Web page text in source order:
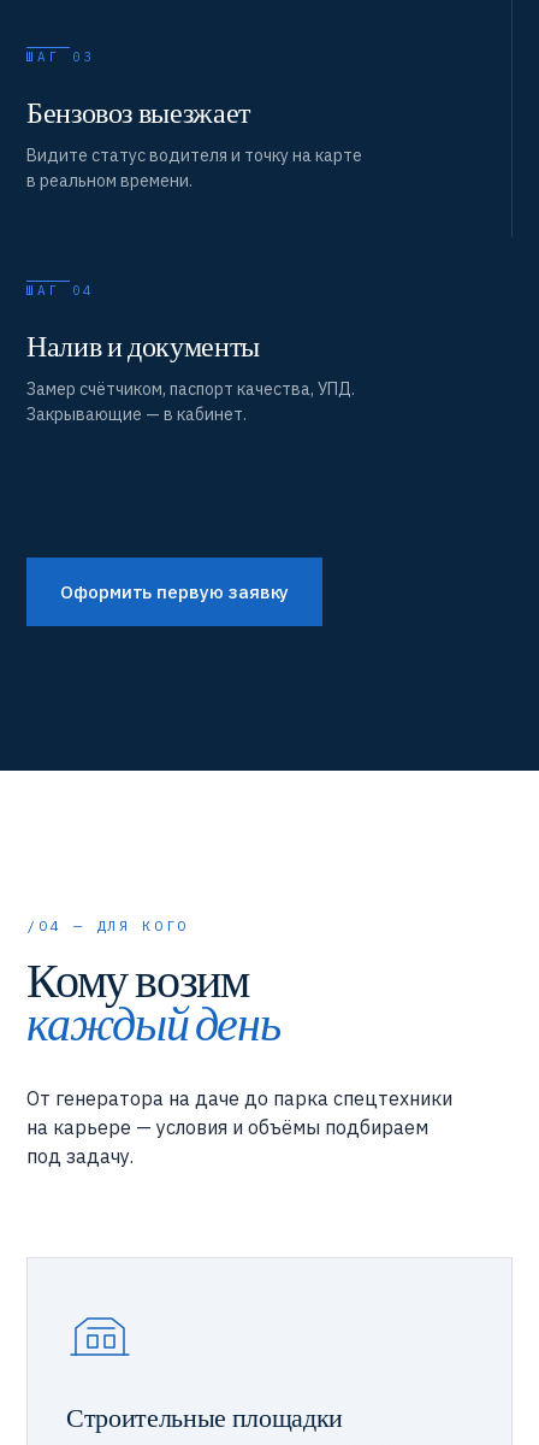
ШАГ 03
Бензовоз выезжает
Видите статус водителя и точку на карте
в реальном времени.
ШАГ 04
Налив и документы
Замер счётчиком, паспорт качества, УПД.
Закрывающие — в кабинет.
Оформить первую заявку
/04 — ДЛЯ КОГО
Кому возим
каждый день
От генератора на даче до парка спецтехники
на карьере — условия и объёмы подбираем
под задачу.
Строительные площадки